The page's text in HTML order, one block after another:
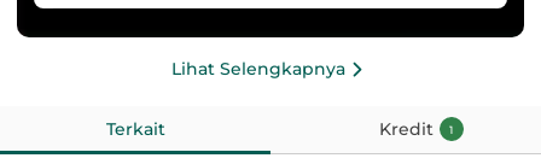
Lihat Selengkapnya
Terkait Kredit 1